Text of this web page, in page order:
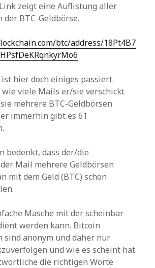
zeigt eine Auflistung aller
BTC-Geldbörse.
btc/address/18Pt4B7
hier doch einiges passiert.
wie viele Mails er/sie verschickt
mehrere BTC-Geldbörsen
immerhin gibt es 61
bedenkt, dass der/die
Mail mehrere Geldbörsen
mit dem Geld (BTC) schon
Masche mit der scheinbar
werden kann. Bitcoin
sind anonym und daher nur
und wie es scheint hat
die richtigen Worte